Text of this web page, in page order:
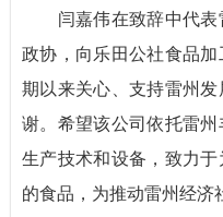
闫嘉伟在致辞中代表
政协，向乐田公社食品
期以来关心、支持雷州
谢。希望该公司依托雷
生产技术和设备，致力
的食品，为推动雷州经济